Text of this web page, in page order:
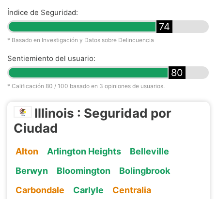
Índice de Seguridad:
74
* Basado en Investigación y Datos sobre Delincuencia
Sentiemiento del usuario:
80
* Calificación 80 / 100 basado en 3 opiniones de usuarios.
Illinois : Seguridad por
Ciudad
Alton Arlington Heights
Belleville
Berwyn
Bloomington
Bolingbrook
Carbondale
Carlyle
Centralia